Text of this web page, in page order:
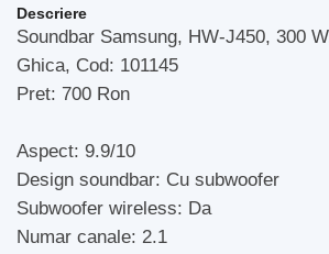
Descriere
Soundbar Samsung, HW-J450, 300
Ghica, Cod: 101145
Pret: 700 Ron
Aspect: 9.9/10
Design soundbar: Cu subwoofer
Subwoofer wireless: Da
Numar canale: 2.1